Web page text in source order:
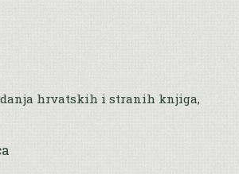
hrvatskih i stranih knjiga,